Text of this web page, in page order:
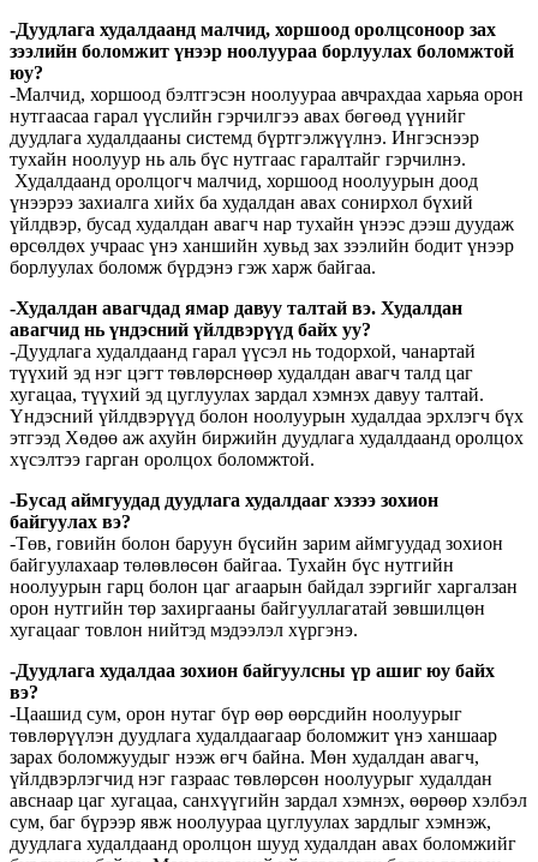
-Дуудлага худалдаанд малчид, хоршоод оролцсоноор зах
зээлийн боломжит үнээр ноолуураа борлуулах боломжтой
юу?
-Малчид, хоршоод бэлтгэсэн ноолуураа авчрахдаа харьяа орон
нутгаасаа гарал үүслийн гэрчилгээ авах бөгөөд үүнийг
дуудлага худалдааны системд бүртгэлжүүлнэ. Ингэснээр
тухайн ноолуур нь аль бүс нутгаас гаралтайг гэрчилнэ.
Худалдаанд оролцогч малчид, хоршоод ноолуурын доод
үнээрээ захиалга хийх ба худалдан авах сонирхол бүхий
үйлдвэр, бусад худалдан авагч нар тухайн үнээс дээш дуудаж
өрсөлдөх учраас үнэ ханшийн хувьд зах зээлийн бодит үнээр
борлуулах боломж бүрдэнэ гэж харж байгаа.
-Худалдан авагчдад ямар давуу талтай вэ. Худалдан
авагчид нь үндэсний үйлдвэрүүд байх уу?
-Дуудлага худалдаанд гарал үүсэл нь тодорхой, чанартай
түүхий эд нэг цэгт төвлөрснөөр худалдан авагч талд цаг
хугацаа, түүхий эд цуглуулах зардал хэмнэх давуу талтай.
Үндэсний үйлдвэрүүд болон ноолуурын худалдаа эрхлэгч бүх
этгээд Хөдөө аж ахуйн биржийн дуудлага худалдаанд оролцох
хүсэлтээ гарган оролцох боломжтой.
-Бусад аймгуудад дуудлага худалдааг хэзээ зохион
байгуулах вэ?
-Төв, говийн болон баруун бүсийн зарим аймгуудад зохион
байгуулахаар төлөвлөсөн байгаа. Тухайн бүс нутгийн
ноолуурын гарц болон цаг агаарын байдал зэргийг харгалзан
орон нутгийн төр захиргааны байгууллагатай зөвшилцөн
хугацааг товлон нийтэд мэдээлэл хүргэнэ.
-Дуудлага худалдаа зохион байгуулсны үр ашиг юу байх
вэ?
-Цаашид сум, орон нутаг бүр өөр өөрсдийн ноолуурыг
төвлөрүүлэн дуудлага худалдаагаар боломжит үнэ ханшаар
зарах боломжуудыг нээж өгч байна. Мөн худалдан авагч,
үйлдвэрлэгчид нэг газраас төвлөрсөн ноолуурыг худалдан
авснаар цаг хугацаа, санхүүгийн зардал хэмнэх, өөрөөр хэлбэл
сум, баг бүрээр явж ноолуураа цуглуулах зардлыг хэмнэж,
дуудлага худалдаанд оролцон шууд худалдан авах боломжийг